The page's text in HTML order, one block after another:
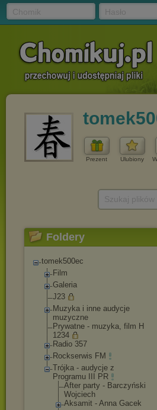
Prezent Ulubiony
Foldery
tomek500ec
Film
Galeria
J23
Muzyka i inne audycje
muzyczne
Prywatne - muzyka, film H
1234
Radio 357
Rockserwis FM
Trójka - audycje z
Programu III PR
After party - Barczyński
Wojciech
Aksamit - Anna Gacek